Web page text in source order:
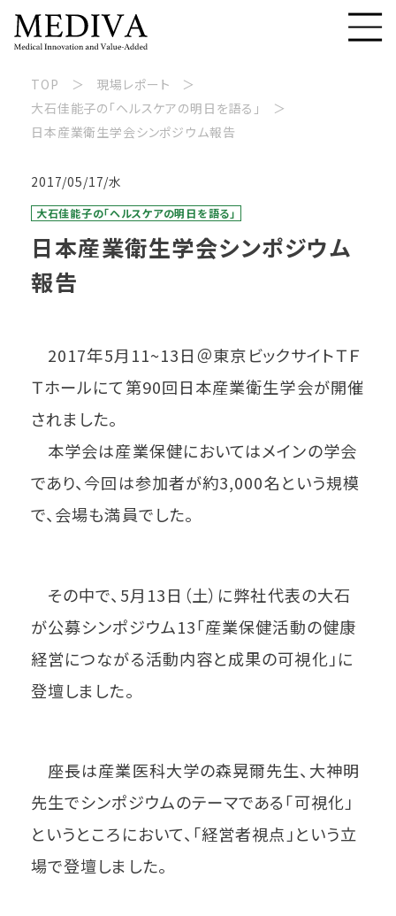
TOP
現場レポート
大石佳能子の「ヘルスケアの明日を語る」
日本産業衛生学会シンポジウム報告
2017/05/17/水
大石佳能子の「ヘルスケアの明日を語る」
日本産業衛生学会シンポジウム
報告
2017年5月11~13日＠東京ビックサイトＴＦ
Ｔホールにて第90回日本産業衛生学会が開催
されました。
本学会は産業保健においてはメインの学会
であり、今回は参加者が約3,000名という規模
で、会場も満員でした。
その中で、5月13日（土）に弊社代表の大石
が公募シンポジウム13「産業保健活動の健康
経営につながる活動内容と成果の可視化」に
登壇しました。
座長は産業医科大学の森晃爾先生、大神明
先生でシンポジウムのテーマである「可視化」
というところにおいて、「経営者視点」という立
場で登壇しました。